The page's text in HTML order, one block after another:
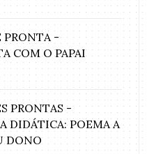
PRONTA -
COM O PAPAI
PRONTAS -
DIDÁTICA: POEMA A
DONO